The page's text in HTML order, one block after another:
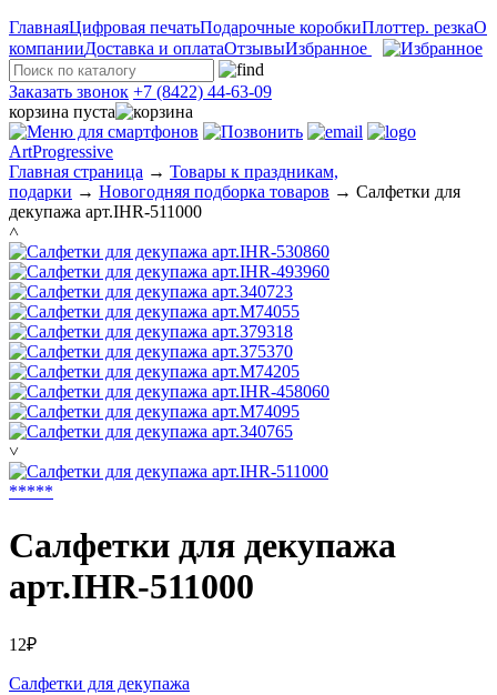
ГлавнаяЦифровая печатьПодарочные коробкиПлоттер. резкаО
компанииДоставка и оплатаОтзывыИзбранное
Заказать звонок +7 (8422) 44-63-09
корзина пуста
ArtProgressive
Главная страница → Товары к праздникам,
подарки → Новогодняя подборка товаров → Салфетки для
декупажа арт.IHR-511000
˄
˅
*****
Салфетки для декупажа
арт.IHR-511000
12₽
Салфетки для декупажа